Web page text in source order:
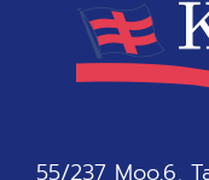
55/237 Moo.6,